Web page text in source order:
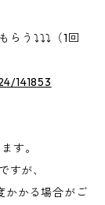
らう⤵⤵⤵（1回
141853
す。
すが、
かかる場合がご